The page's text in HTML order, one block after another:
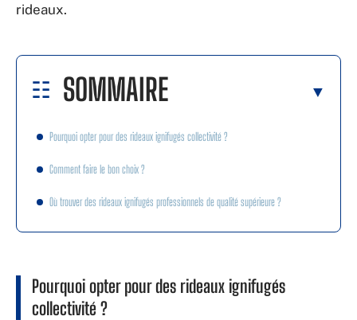
rideaux.
SOMMAIRE
Pourquoi opter pour des rideaux ignifugés collectivité ?
Comment faire le bon choix ?
Où trouver des rideaux ignifugés professionnels de qualité supérieure ?
Pourquoi opter pour des rideaux ignifugés
collectivité ?